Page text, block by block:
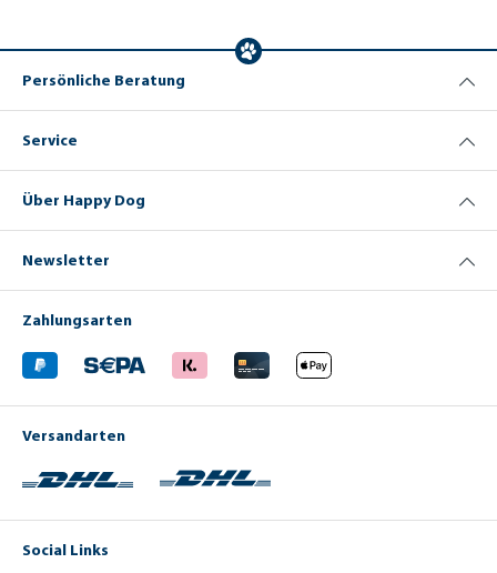
Persönliche Beratung
Service
Über Happy Dog
Newsletter
Zahlungsarten
Versandarten
Social Links